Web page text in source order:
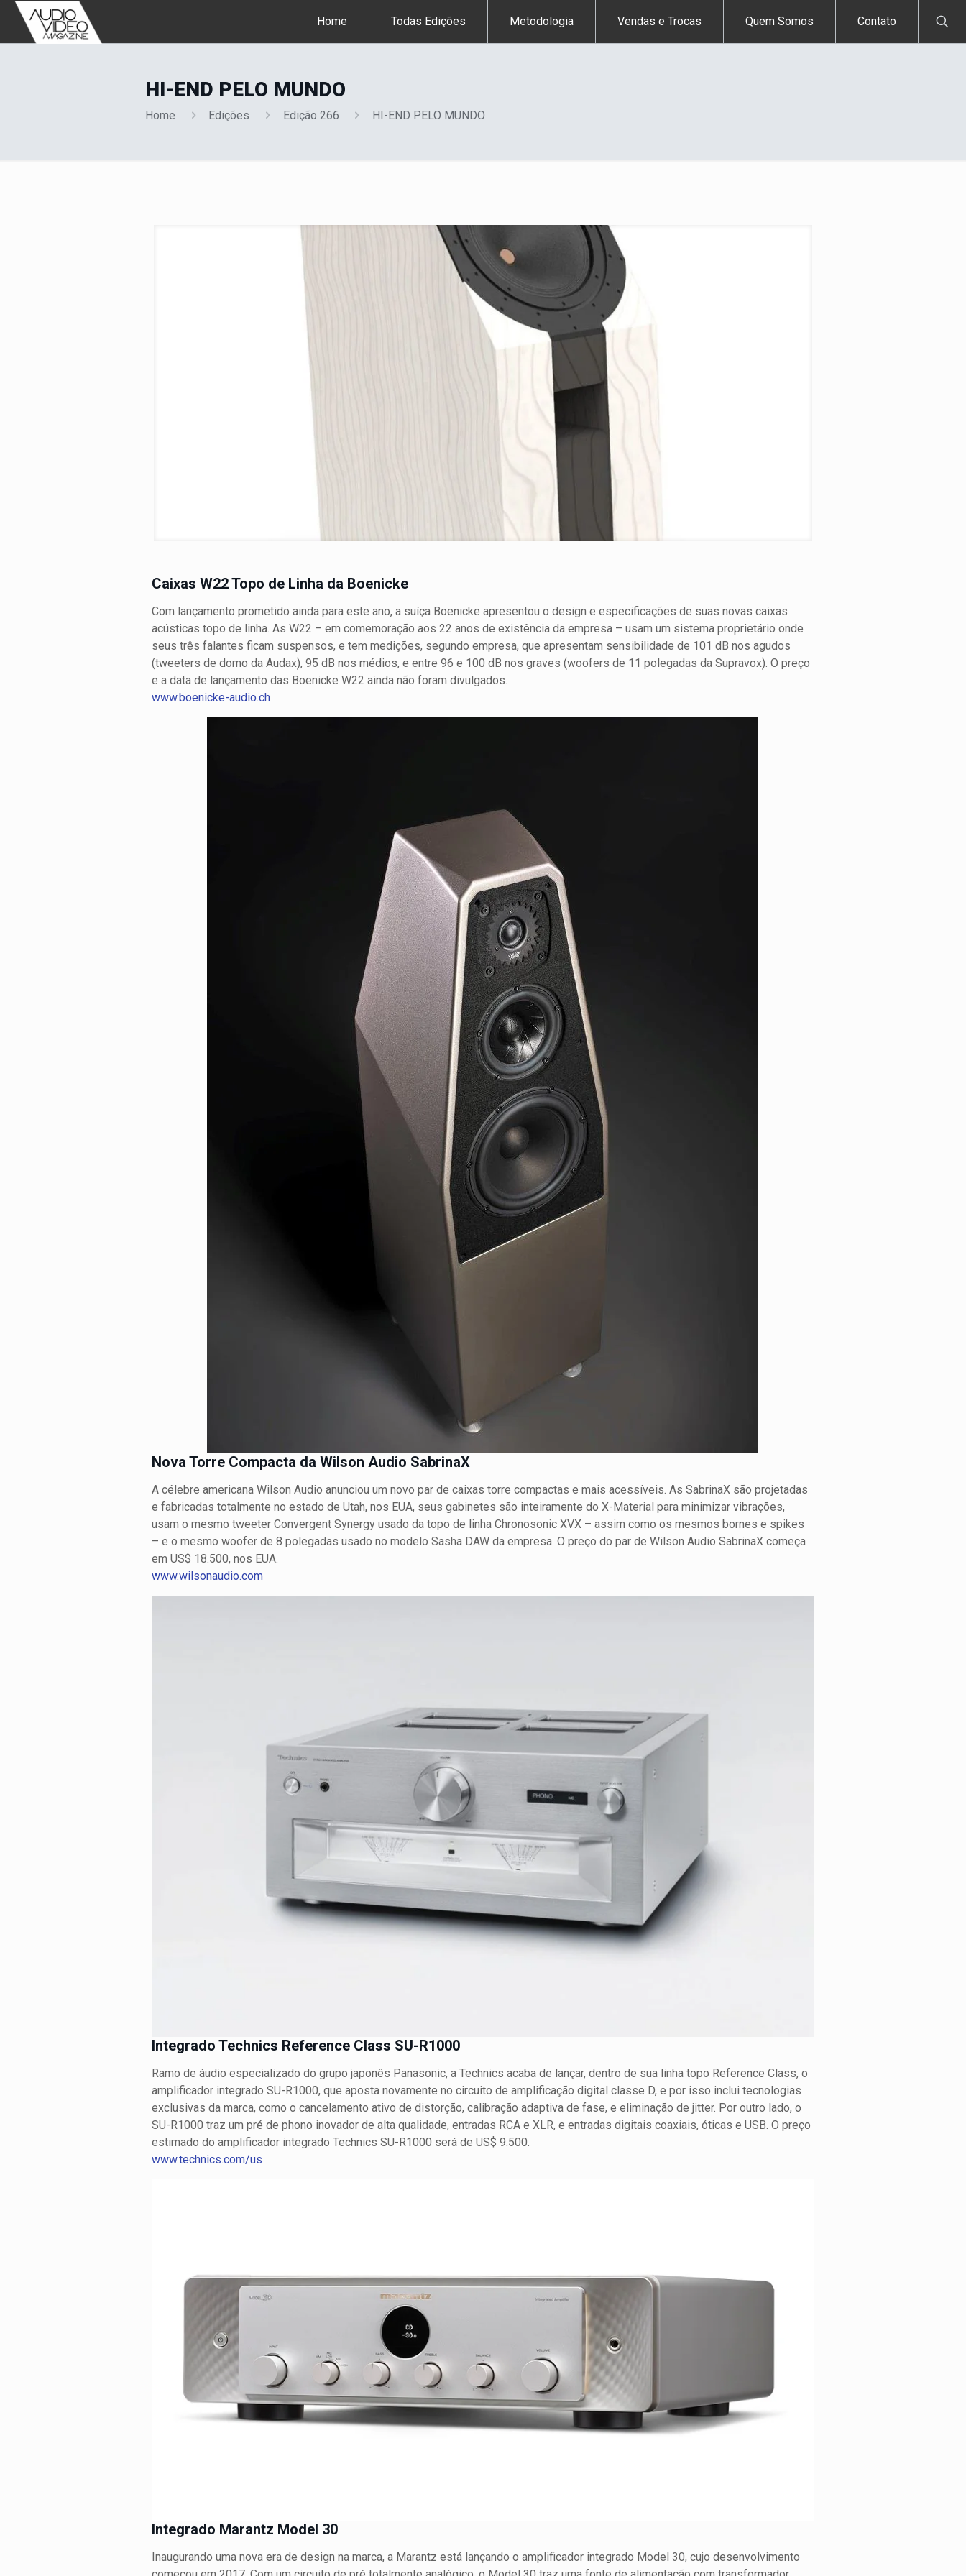
Home Todas Edições Metodologia Vendas e Trocas Quem Somos Contato
HI-END PELO MUNDO
Home Edições Edição 266 HI-END PELO MUNDO
Caixas W22 Topo de Linha da Boenicke
Com lançamento prometido ainda para este ano, a suíça Boenicke apresentou o design e especificações de suas novas caixas
acústicas topo de linha. As W22 – em comemoração aos 22 anos de existência da empresa – usam um sistema proprietário onde
seus três falantes ficam suspensos, e tem medições, segundo empresa, que apresentam sensibilidade de 101 dB nos agudos
(tweeters de domo da Audax), 95 dB nos médios, e entre 96 e 100 dB nos graves (woofers de 11 polegadas da Supravox). O preço
e a data de lançamento das Boenicke W22 ainda não foram divulgados.
www.boenicke-audio.ch
Nova Torre Compacta da Wilson Audio SabrinaX
A célebre americana Wilson Audio anunciou um novo par de caixas torre compactas e mais acessíveis. As SabrinaX são projetadas
e fabricadas totalmente no estado de Utah, nos EUA, seus gabinetes são inteiramente do X-Material para minimizar vibrações,
usam o mesmo tweeter Convergent Synergy usado da topo de linha Chronosonic XVX – assim como os mesmos bornes e spikes
– e o mesmo woofer de 8 polegadas usado no modelo Sasha DAW da empresa. O preço do par de Wilson Audio SabrinaX começa
em US$ 18.500, nos EUA.
www.wilsonaudio.com
Integrado Technics Reference Class SU-R1000
Ramo de áudio especializado do grupo japonês Panasonic, a Technics acaba de lançar, dentro de sua linha topo Reference Class, o
amplificador integrado SU-R1000, que aposta novamente no circuito de amplificação digital classe D, e por isso inclui tecnologias
exclusivas da marca, como o cancelamento ativo de distorção, calibração adaptiva de fase, e eliminação de jitter. Por outro lado, o
SU-R1000 traz um pré de phono inovador de alta qualidade, entradas RCA e XLR, e entradas digitais coaxiais, óticas e USB. O preço
estimado do amplificador integrado Technics SU-R1000 será de US$ 9.500.
www.technics.com/us
Integrado Marantz Model 30
Inaugurando uma nova era de design na marca, a Marantz está lançando o amplificador integrado Model 30, cujo desenvolvimento